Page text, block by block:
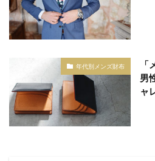
年代別メンズ財布
男
ャ